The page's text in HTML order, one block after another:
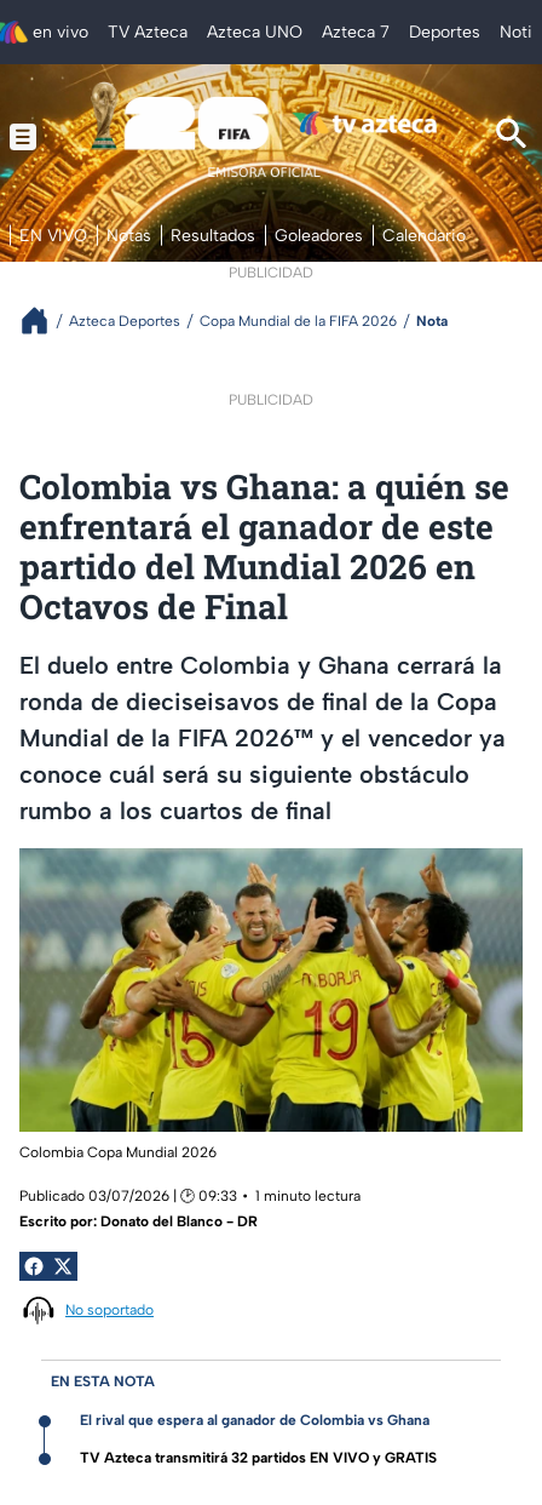
en vivo TV Azteca Azteca UNO Azteca 7 Deportes
EN VIVO Notas Resultados Goleadores Calendario
PUBLICIDAD
Azteca Deportes Copa Mundial de la FIFA 2026 Nota
PUBLICIDAD
Colombia vs Ghana: a quién se
enfrentará el ganador de este
partido del Mundial 2026 en
Octavos de Final
El duelo entre Colombia y Ghana cerrará la
ronda de dieciseisavos de final de la Copa
Mundial de la FIFA 2026™ y el vencedor ya
conoce cuál será su siguiente obstáculo
rumbo a los cuartos de final
Colombia Copa Mundial 2026
Publicado 03/07/2026 | 🕑 09:33
1 minuto lectura
Escrito por: Donato del Blanco - DR
No soportado
EN ESTA NOTA
El rival que espera al ganador de Colombia vs Ghana
TV Azteca transmitirá 32 partidos EN VIVO y GRATIS